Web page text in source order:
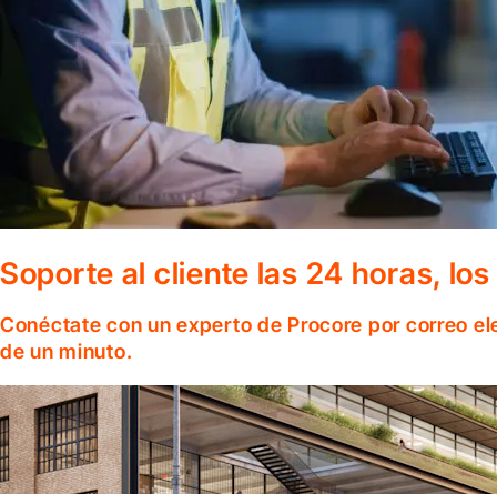
Soporte al cliente las 24 horas,
Conéctate con un experto de Procore por correo
de un minuto.